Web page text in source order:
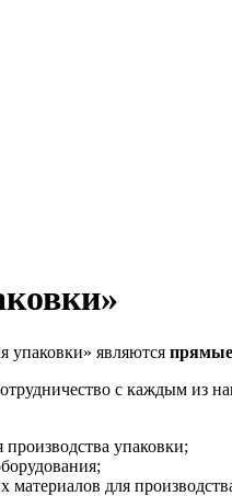
упаковки» являются прямые
с каждым из
упаковки;
материалов для